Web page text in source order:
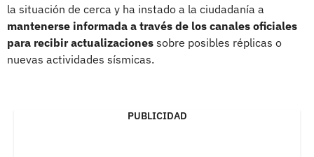
la situación de cerca y ha instado a la ciudadanía a
mantenerse informada a través de los canales oficiales
para recibir actualizaciones sobre posibles réplicas o
nuevas actividades sísmicas.
PUBLICIDAD